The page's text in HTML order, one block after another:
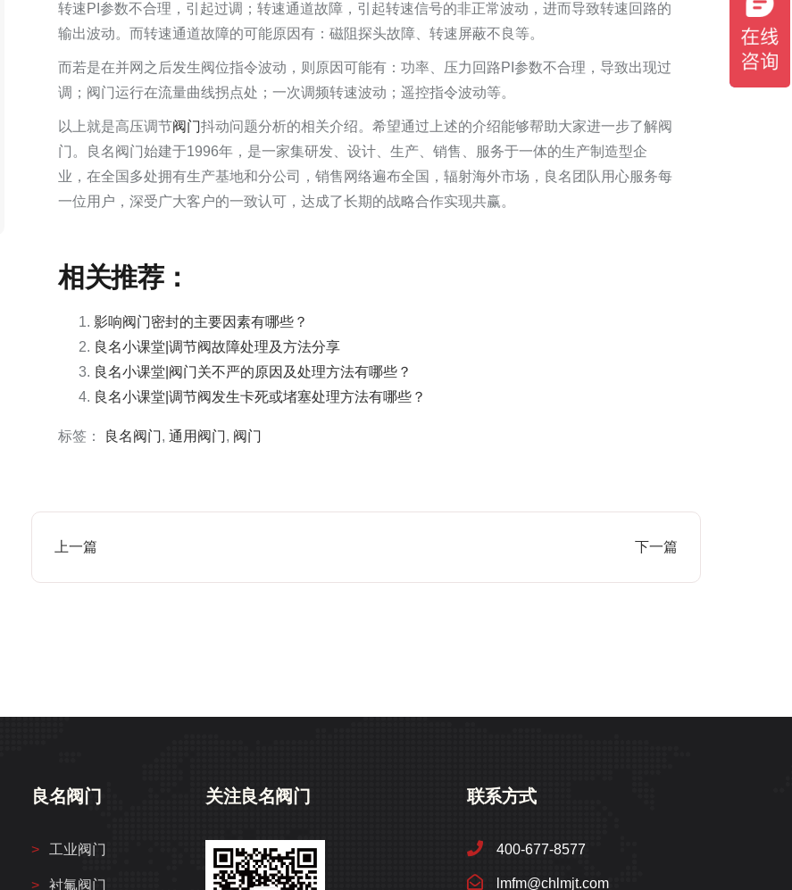
转速PI参数不合理，引起过调；转速通道故障，引起转速信号的非正常波动，进而导致转速回路的
输出波动。而转速通道故障的可能原因有：磁阻探头故障、转速屏蔽不良等。
而若是在并网之后发生阀位指令波动，则原因可能有：功率、压力回路PI参数不合理，导致出现过
调；阀门运行在流量曲线拐点处；一次调频转速波动；遥控指令波动等。
以上就是高压调节阀门抖动问题分析的相关介绍。希望通过上述的介绍能够帮助大家进一步了解阀
门。良名阀门始建于1996年，是一家集研发、设计、生产、销售、服务于一体的生产制造型企
业，在全国多处拥有生产基地和分公司，销售网络遍布全国，辐射海外市场，良名团队用心服务每
一位用户，深受广大客户的一致认可，达成了长期的战略合作实现共赢。
相关推荐：
影响阀门密封的主要因素有哪些？
良名小课堂|调节阀故障处理及方法分享
良名小课堂|阀门关不严的原因及处理方法有哪些？
良名小课堂|调节阀发生卡死或堵塞处理方法有哪些？
标签： 良名阀门, 通用阀门, 阀门
上一篇 下一篇
良名阀门
工业阀门
衬氟阀门
关注良名阀门 联系方式
400-677-8577
lmfm@chlmjt.com